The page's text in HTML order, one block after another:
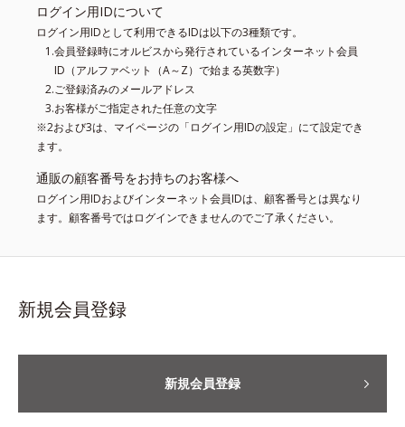
ログイン用IDについて
ログイン用IDとして利用できるIDは以下の3種類です。
会員登録時にオルビスから発行されているインターネット会員
ID（アルファベット（A～Z）で始まる英数字）
ご登録済みのメールアドレス
お客様がご指定された任意の文字
※2および3は、マイページの「ログイン用IDの設定」にて設定でき
ます。
通販の顧客番号をお持ちのお客様へ
ログイン用IDおよびインターネット会員IDは、顧客番号とは異なり
ます。顧客番号ではログインできませんのでご了承ください。
新規会員登録
新規会員登録